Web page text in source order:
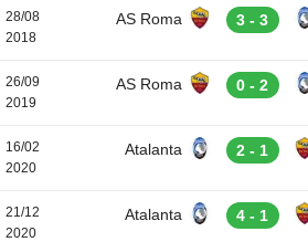
28/08
2018
AS Roma 3 - 3
26/09
2019
AS Roma 0 - 2
16/02
2020
Atalanta 2 - 1
21/12
2020
Atalanta 4 - 1